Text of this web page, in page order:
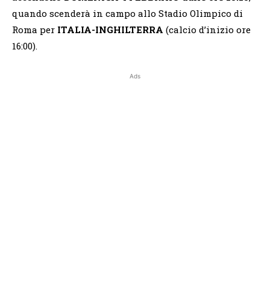
quando scenderà in campo allo Stadio Olimpico di
Roma per ITALIA-INGHILTERRA (calcio d’inizio ore
16:00).
Ads